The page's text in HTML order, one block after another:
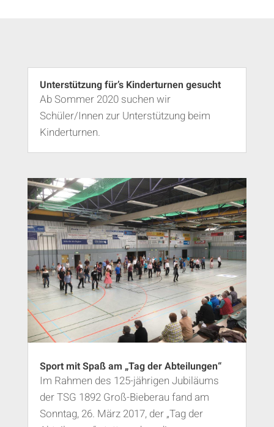
Unterstützung für’s Kinderturnen gesucht
Ab Sommer 2020 suchen wir
Schüler/Innen zur Unterstützung beim
Kinderturnen.
Sport mit Spaß am „Tag der Abteilungen“
Im Rahmen des 125-jährigen Jubiläums
der TSG 1892 Groß-Bieberau fand am
Sonntag, 26. März 2017, der „Tag der